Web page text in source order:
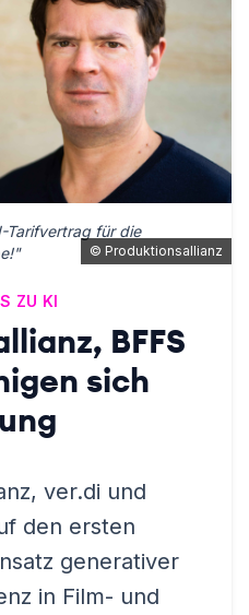
© Produktionsallianz
Tarifvertrag für die
ZU KI
BFFS
sich
ver.di und
den ersten
generativer
in Film- und